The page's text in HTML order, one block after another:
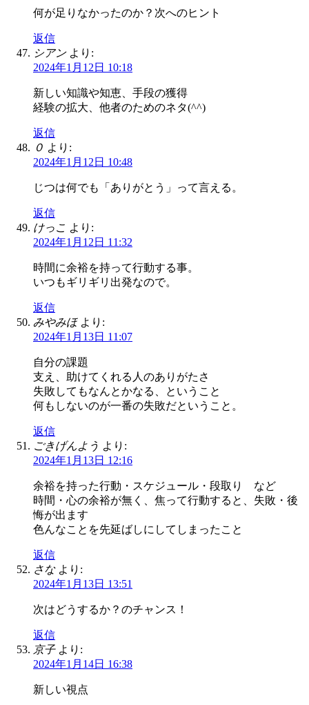
何が足りなかったのか？次へのヒント
返信
シアン より:
2024年1月12日 10:18
新しい知識や知恵、手段の獲得
経験の拡大、他者のためのネタ(^^)
返信
０ より:
2024年1月12日 10:48
じつは何でも「ありがとう」って言える。
返信
けっこ より:
2024年1月12日 11:32
時間に余裕を持って行動する事。
いつもギリギリ出発なので。
返信
みやみほ より:
2024年1月13日 11:07
自分の課題
支え、助けてくれる人のありがたさ
失敗してもなんとかなる、ということ
何もしないのが一番の失敗だということ。
返信
ごきげんよう より:
2024年1月13日 12:16
余裕を持った行動・スケジュール・段取り など
時間・心の余裕が無く、焦って行動すると、失敗・後
悔が出ます
色んなことを先延ばしにしてしまったこと
返信
さな より:
2024年1月13日 13:51
次はどうするか？のチャンス！
返信
京子 より:
2024年1月14日 16:38
新しい視点